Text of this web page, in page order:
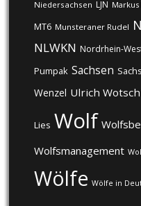
Niedersachsen LJN
MT6 Munsteraner Rudel
NLWKN Nordrhein-
Pumpak Sachsen
Wenzel Ulrich
Lies Wolf
Wolfsmanagement
Wölfe Wölfe in